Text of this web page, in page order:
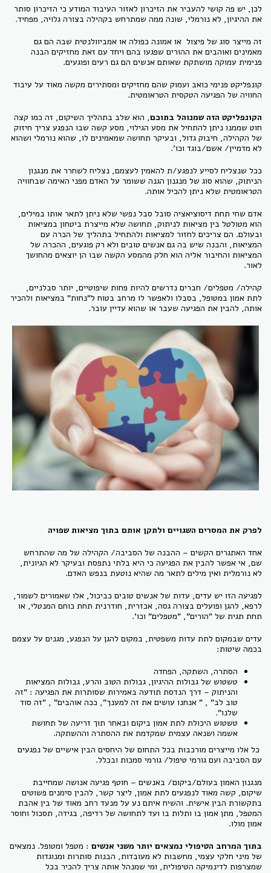
לכן, יש פה קושי להעביר את הזיכרון לאזור העיבוד המודע כי הזיכרון סותר
את ההיגיון, לא נורמלי, שונה ממה שמתרחש בקהילה בצורה גלויה, מפחיד.
זה מייצר סוג של פיצול או אמונה כפולה או אמביוולנטית שבה הם גם
מאמינים ואוהבים את ההורים שפגעו בהם ויחד עם זאת מחזיקים הבנה
פנימית עמוקה מושתקת שאותם אנשים הם גם רעים ופוגעים.
קונפליקט פנימי כואב ועמוק שהם מחזיקים ומסתירים מקשה מאוד על עיבוד
החוויה של הפגיעה הטקסית הטראומטית.
הקונפליקט הזה שמנוהל בתוכם, הוא שלב בתהליך השיקום, זה כמו קצה
חוט שממנו ניתן להתחיל את מסע הגילוי, מסע קשה שבו הנפגע צריך חיזוק
של הקהילה, חיבוק גדול, ובעיקר תחושה שמאמינים לו, שהוא נורמלי ושהוא
לא מדמיין/ אשם/בוגד וכו'.
ככל שנצליח לסייע לנפגע/ת להאמין לעצמם, נצליח לשחרר את מנגנון
הניתוק, שהוא סוג של מנגנון הגנה ששומר על האדם מפני האימה שבחוויה
הטראומטית שלא ניתן להכיל אותה.
אדם שחי תחת דיסוציאציה סובל סבל נפשי שלא ניתן לתאר אותו במילים,
הוא מטולטל בין מציאות לניתוק, תחושה שלא מייצרת ביטחון במציאות
ובעולם. הם צריכים לחזור למציאות ולהתחיל בתהליך של הכרה עם
המציאות, והבנה שיש בה גם אנשים טובים ולא רק פוגעים, ההכרה של
המציאות והחיבור אליה הוא חלק מהמסע הקשה שבו הן יוצאים מהחושך
לאור.
קהילה/ מטפלים/ חברים נדרשים להיות פחות שיפוטיים, יותר סבלניים,
לתת אמון במטופל, בסבלו ולאפשר לו מרחב בטוח ל"נחות" במציאות ולהכיר
אותה, להבין את הפגיעה שעבר או שהוא עדיין עובר.
לפרק את המסרים השגויים ולתקן אותם בתוך מציאות שפויה
אחד האתגרים הקשים – ההבנה של הסביבה/ הקהילה של מה שהתרחש
שם, אי אפשר להבין את הפגיעה כי היא בלתי נתפסת ובעיקר לא הגיונית,
לא נורמלית ואין מילים לתאר מה שהיא נוטעת בנפש האדם.
לפגיעה הזו יש עדים, עדות של אנשים טובים כביכול, אלו שאמורים לשמור,
לרפא, להגן ופועלים בצורה גסה, אכזרית, חודרנית תחת כוחם המנטלי, או
תחת תגית של "הורים", "מטפלים" וכו'.
עדים שבמקום לתת עדות משפטית, במקום להגן על הנפגע, מגנים על עצמם
בכמה שיטות:
הסתרה, השתקה, הפחדה
טשטוש של גבולות ההיגיון, גבולות הטוב והרע, גבולות המציאות
והניתוק – דרך הנדסת תודעה באמירות שסותרות את הפגיעה : "זה
טוב לב" , " אנחנו עושים את זה למענך", ככה אוהבים" , "זה סוד
שלנו".
טשטוש היכולת לתת אמון ביקום ובאחר תוך זריעה של תחושת
אשמה ושנאה עצמית שמקדמת את ההסתרה וההשתקה.
כל אלו מייצרים מורכבות בכל התחום של היחסים הבין אישיים של נפגעים
עם הסביבה ועם גורמי טיפול/ גורמי סמכות ובכלל.
מנגנון האמון בעולם/ביקום/ באנשים – חוטף פגיעה אנושה שמחייבת
שיקום, קשה מאוד לנפגעים לתת אמון, ליצר קשר, להבין סימנים פשוטים
בתקשורת הבין אישית. והשיח איתם נע על מנעד רחב מאוד של בין אהבת
המטפל, מתן אמון בו ותלות בו ועד לתחושה של רדיפה, בגידה, תסכול וחוסר
אמון מולו.
בתוך המרחב הטיפולי נמצאים יותר משני אנשים : מטפל ומטופל. נמצאים
של מיני חלקי עצמי, מחשבות לא מעובדות, הבנות סותרות ומנוגדות
שמצרפות לדינמיקה הטיפולית, ומי שמנהל אותה צריך להכיר בכל